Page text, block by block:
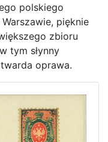
polskiego
pięknie
zbioru
tym słynny
oprawa.